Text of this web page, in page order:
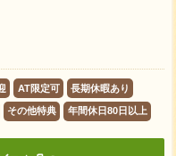
AT限定可 長期休暇あり
その他特典 年間休日80日以上